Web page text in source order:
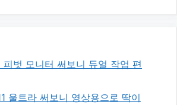
피벗 모니터 써보니 듀얼 작업 편
울트라 써보니 영상용으로 딱이